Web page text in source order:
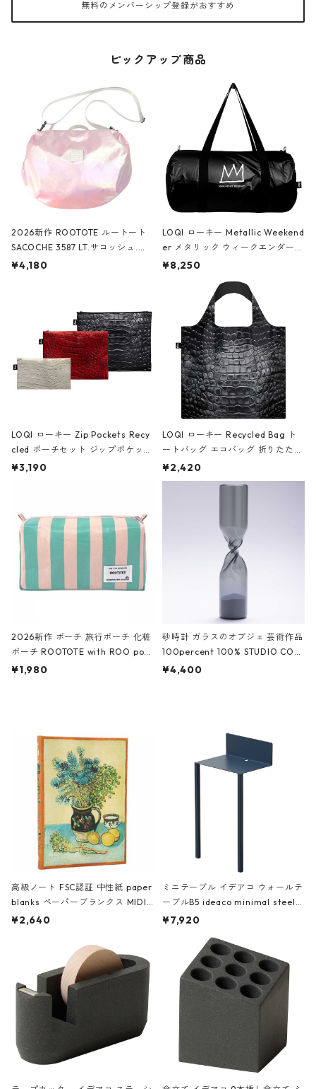
無料のメンバーシップ登録がおすすめ
ピックアップ商品
2026新作 ROOTOTE ルートート
SACOCHE 3587 LT.サコッシュ.ル
ミエ-B ショルダーバッグ グロスピ
¥4,180
LOQI ローキー Metallic Weekend
er メタリック ウィークエンダー
ボストンバッグ ショルダーバッグ
Black ジャン=ミッシェル・バスキ
ア/クラウン ブラック
¥8,250
LOQI ローキー Zip Pockets Recy
cled ポーチセット ジップポケット
ファスナーポーチ 撥水加工 トラベ
ーガンディー、オフホワイト
¥3,190
LOQI ローキー Recycled Bag ト
ートバッグ エコバッグ 折りたたみ
大きめ 撥水加工 収納ポーチ CRO
CODILE/Black クロコダイル/ブラ
¥2,420
2026新作 ポーチ 旅行ポーチ 化粧
ポーチ ROOTOTE with ROO pou
ch 3532 ルートート WR.ポーチ.ラ
¥1,980
砂時計 ガラスのオブジェ 芸術作品
100percent 100% STUDIO COH
AKU Timeless 100パーセント ス
¥4,400
高級ノート FSC認証 中性紙 paper
blanks ペーパーブランクス MIDI
ハードカバー 罫線 ヴァン・ゴッホ
¥2,640
ミニテーブル イデアコ ウォールテ
ーブルB5 ideaco minimal steel f
urniture WALL Table B5 ネイビー
¥7,920